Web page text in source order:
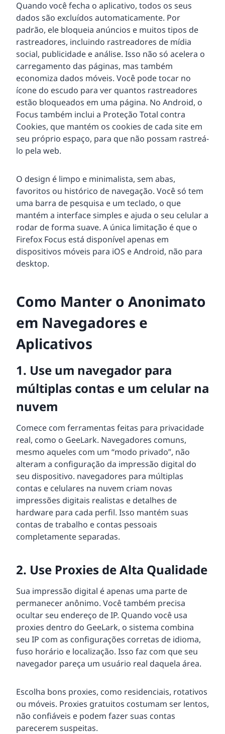
Quando você fecha o aplicativo, todos os seus
dados são excluídos automaticamente. Por
padrão, ele bloqueia anúncios e muitos tipos de
rastreadores, incluindo rastreadores de mídia
social, publicidade e análise. Isso não só acelera o
carregamento das páginas, mas também
economiza dados móveis. Você pode tocar no
ícone do escudo para ver quantos rastreadores
estão bloqueados em uma página. No Android, o
Focus também inclui a Proteção Total contra
Cookies, que mantém os cookies de cada site em
seu próprio espaço, para que não possam rastreá-
lo pela web.
O design é limpo e minimalista, sem abas,
favoritos ou histórico de navegação. Você só tem
uma barra de pesquisa e um teclado, o que
mantém a interface simples e ajuda o seu celular a
rodar de forma suave. A única limitação é que o
Firefox Focus está disponível apenas em
dispositivos móveis para iOS e Android, não para
desktop.
Como Manter o Anonimato
em Navegadores e
Aplicativos
1. Use um navegador para
múltiplas contas e um celular na
nuvem
Comece com ferramentas feitas para privacidade
real, como o GeeLark. Navegadores comuns,
mesmo aqueles com um “modo privado”, não
alteram a configuração da impressão digital do
seu dispositivo. navegadores para múltiplas
contas e celulares na nuvem criam novas
impressões digitais realistas e detalhes de
hardware para cada perfil. Isso mantém suas
contas de trabalho e contas pessoais
completamente separadas.
2. Use Proxies de Alta Qualidade
Sua impressão digital é apenas uma parte de
permanecer anônimo. Você também precisa
ocultar seu endereço de IP. Quando você usa
proxies dentro do GeeLark, o sistema combina
seu IP com as configurações corretas de idioma,
fuso horário e localização. Isso faz com que seu
navegador pareça um usuário real daquela área.
Escolha bons proxies, como residenciais, rotativos
ou móveis. Proxies gratuitos costumam ser lentos,
não confiáveis e podem fazer suas contas
parecerem suspeitas.